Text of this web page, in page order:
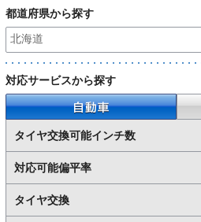
都道府県から探す
対応サービスから探す
自動車
タイヤ交換可能インチ数
対応可能偏平率
タイヤ交換